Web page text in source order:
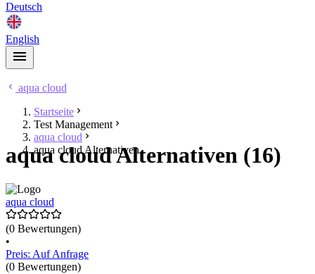
Deutsch
English
aqua cloud
Startseite
Test Management
aqua cloud
aqua cloud Alternativen
aqua cloud Alternativen (16)
aqua cloud
(0 Bewertungen)
•
Preis: Auf Anfrage
(0 Bewertungen)